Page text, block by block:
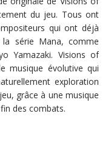
du jeu. Tous ont
qui ont déjà
série Mana, comme
Yamazaki. Visions of
musique évolutive qui
exploration
grâce à une musique
des combats.